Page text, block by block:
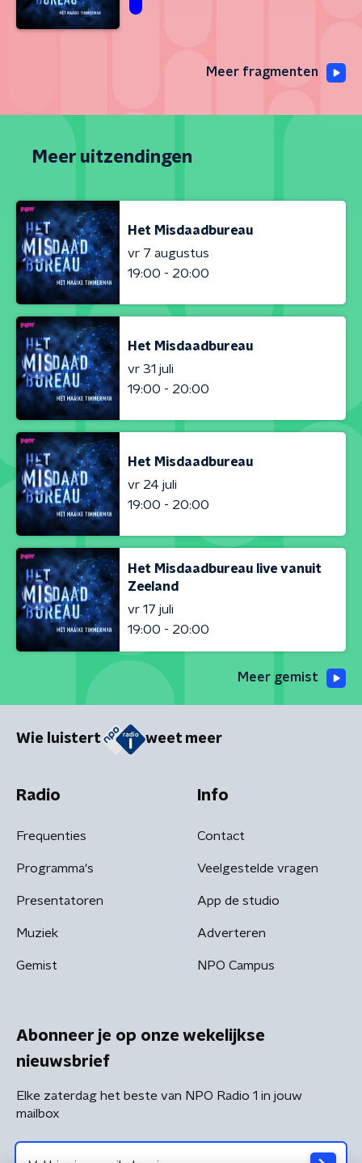
Meer fragmenten
Meer uitzendingen
Het Misdaadbureau
vr 7 augustus
19:00 - 20:00
Het Misdaadbureau
vr 31 juli
19:00 - 20:00
Het Misdaadbureau
vr 24 juli
19:00 - 20:00
Het Misdaadbureau live vanuit
Zeeland
vr 17 juli
19:00 - 20:00
Meer gemist
Wie luistert weet meer
Radio
Frequenties
Programma's
Presentatoren
Muziek
Gemist
Info
Contact
Veelgestelde vragen
App de studio
Adverteren
NPO Campus
Abonneer je op onze wekelijkse
nieuwsbrief
Elke zaterdag het beste van NPO Radio 1 in jouw
mailbox